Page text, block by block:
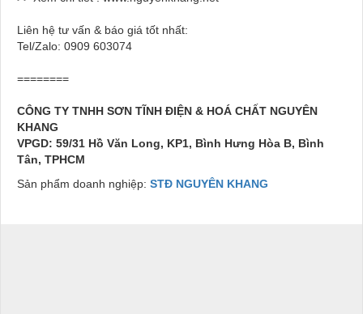
Liên hệ tư vấn & báo giá tốt nhất:
Tel/Zalo: 0909 603074
========
CÔNG TY TNHH SƠN TĨNH ĐIỆN & HOÁ CHẤT NGUYÊN
KHANG
VPGD: 59/31 Hồ Văn Long, KP1, Bình Hưng Hòa B, Bình
Tân, TPHCM
Sản phẩm doanh nghiệp: STĐ NGUYÊN KHANG